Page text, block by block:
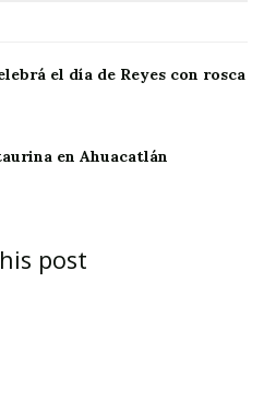
el día de Reyes con rosca
en Ahuacatlán
post